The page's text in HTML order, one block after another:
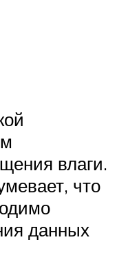
влаги.
что
данных